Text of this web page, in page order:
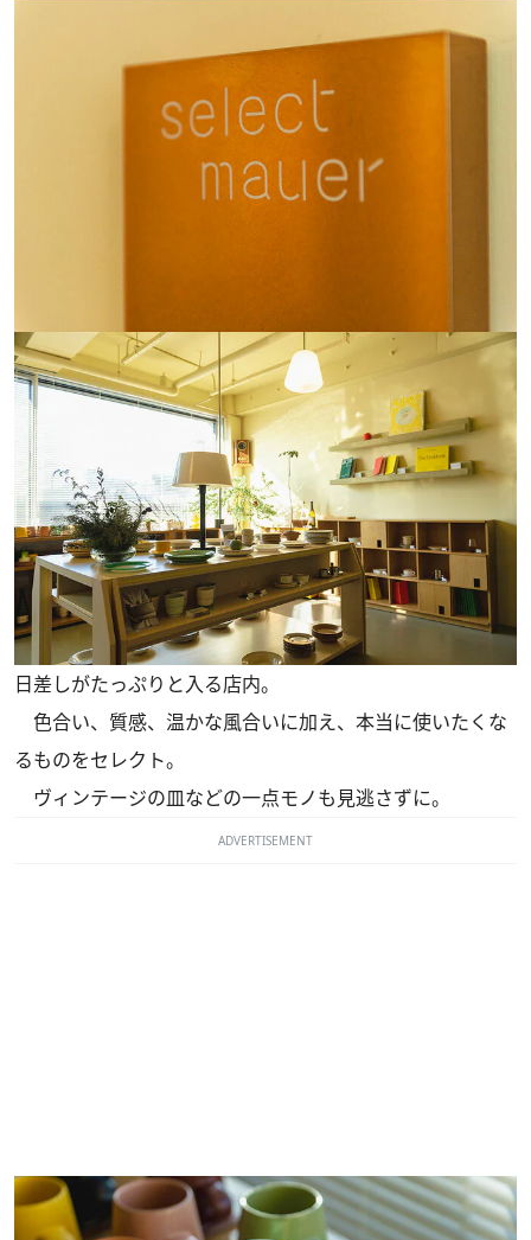
日差しがたっぷりと入る店内。
色合い、質感、温かな風合いに加え、本当に使いたくな
るものをセレクト。
ヴィンテージの皿などの一点モノも見逃さずに。
ADVERTISEMENT